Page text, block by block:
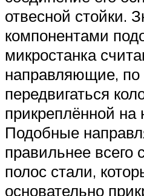
отвесной стойки.
компонентами
микростанка
направляющие, по
передвигаться
прикреплённой
Подобные
правильнее всего
полос стали,
основательно